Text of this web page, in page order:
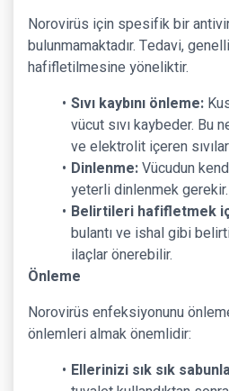
Norovirüs için spesifik bir
bulunmamaktadır. Tedavi,
hafifletilmesine yöneliktir.
Sıvı kaybını önleme:
vücut sıvı kaybeder. Bu
ve elektrolit içeren
Dinlenme:Vücudun
yeterli dinlenmek gerekir.
Belirtileri hafifletmek
bulantı ve ishal gibi
ilaçlar önerebilir.
Önleme
Norovirüs enfeksiyonunu
önlemleri almak önemlidir:
Ellerinizi sık sık